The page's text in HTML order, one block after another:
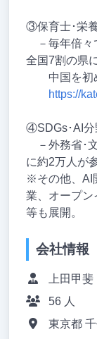
③保育士･栄
－毎年倍々
全国7割の県
中国を初め
https://
④SDGs･AI分
－外務省･
に約2万人が
※その他、AI
業、オープン
等も展開。
会社情報
上田甲斐
56 人
東京都